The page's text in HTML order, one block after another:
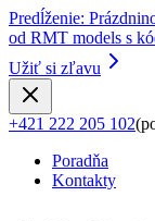
Predĺženie:
od RMT models s
Užiť si zľavu
+421 222 205 102(
Poradňa
Kontakty